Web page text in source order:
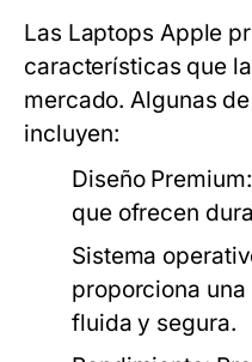
Las Laptops Apple
características que
mercado. Algunas
incluyen:
Diseño Premium:
que ofrecen
Sistema
proporciona
fluida y segura.